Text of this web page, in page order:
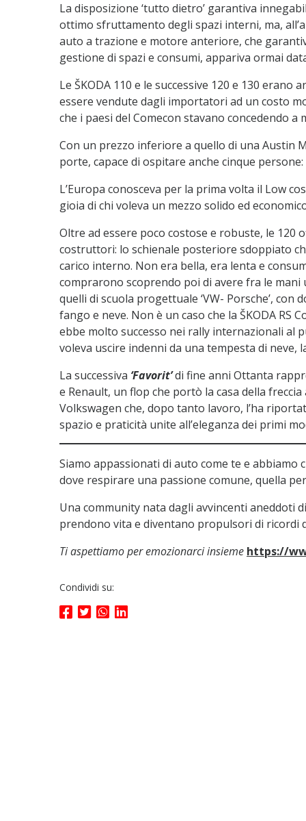
La disposizione ‘tutto dietro’ garantiva
ottimo sfruttamento degli spazi interni, ma,
auto a trazione e motore anteriore, che
gestione di spazi e consumi, appariva ormai
Le ŠKODA 110 e le successive 120 e 130
essere vendute dagli importatori ad un costo
che i paesi del Comecon stavano concedendo a
Con un prezzo inferiore a quello di una Austin
porte, capace di ospitare anche cinque persone:
L’Europa conosceva per la prima volta il Low
gioia di chi voleva un mezzo solido ed
Oltre ad essere poco costose e robuste, le
costruttori: lo schienale posteriore sdoppiato
carico interno. Non era bella, era lenta e
comprarono scoprendo poi di avere fra le
quelli di scuola progettuale ‘VW- Porsche’,
fango e neve. Non è un caso che la ŠKODA
ebbe molto successo nei rally internazionali al
voleva uscire indenni da una tempesta di neve,
La successiva ‘Favorit’di fine anni Ottanta
e Renault, un flop che portò la casa della
Volkswagen che, dopo tanto lavoro, l’ha
spazio e praticità unite all’eleganza dei primi
Siamo appassionati di auto come te e
dove respirare una passione comune, quella
Una community nata dagli avvincenti aneddoti di
prendono vita e diventano propulsori di ricordi
Ti aspettiamo per emozionarci insieme https://
Condividi su: